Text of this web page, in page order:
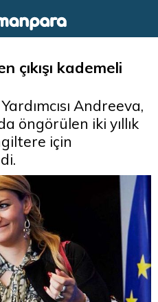
kademeli
Andreeva,
öngörülen iki yıllık
için